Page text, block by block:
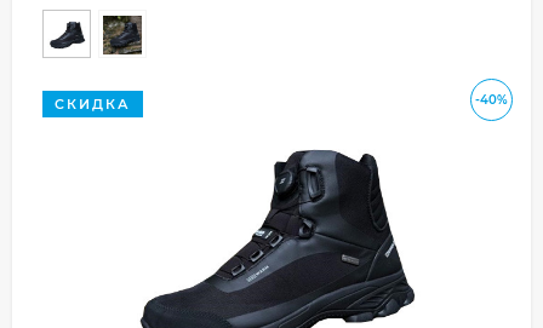
-40%
СКИДКА